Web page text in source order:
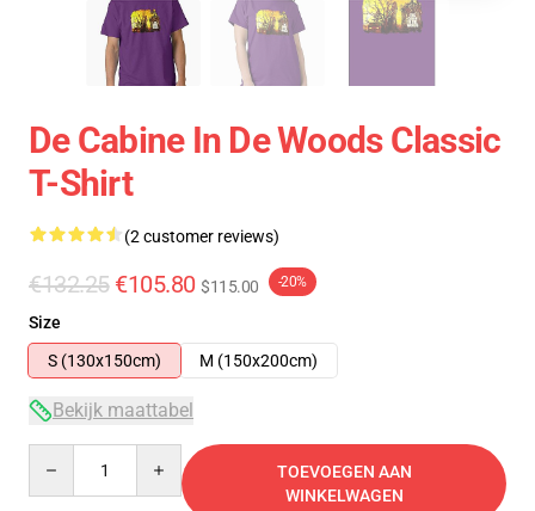
De Cabine In De Woods Classic
T-Shirt
(2 customer reviews)
€132.25 €105.80 $115.00 -20%
Size
S (130x150cm)
M (150x200cm)
Bekijk maattabel
TOEVOEGEN AAN
WINKELWAGEN